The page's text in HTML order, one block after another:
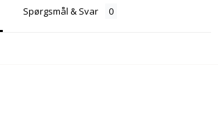
Spørgsmål & Svar